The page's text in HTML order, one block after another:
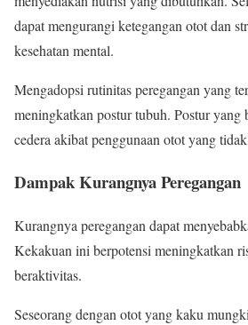
dapat mengurangi ketegangan otot dan
kesehatan mental.
Mengadopsi rutinitas peregangan yang
meningkatkan postur tubuh. Postur
cedera akibat penggunaan otot yang
Dampak Kurangnya Peregangan
Kurangnya peregangan dapat
Kekakuan ini berpotensi meningkatkan
beraktivitas.
Seseorang dengan otot yang kaku